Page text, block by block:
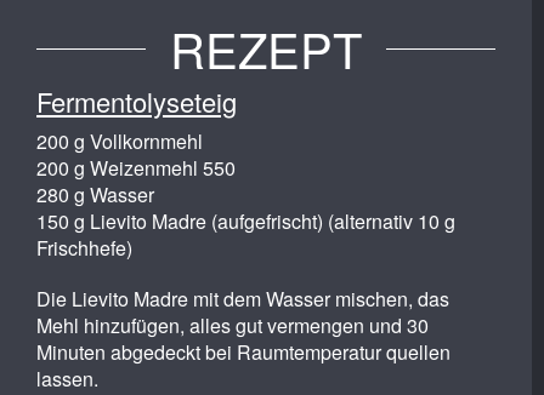
REZEPT
Fermentolyseteig
200 g Vollkornmehl
200 g Weizenmehl 550
280 g Wasser
150 g Lievito Madre (aufgefrischt) (alternativ 10 g
Frischhefe)
Die Lievito Madre mit dem Wasser mischen, das
Mehl hinzufügen, alles gut vermengen und 30
Minuten abgedeckt bei Raumtemperatur quellen
lassen.